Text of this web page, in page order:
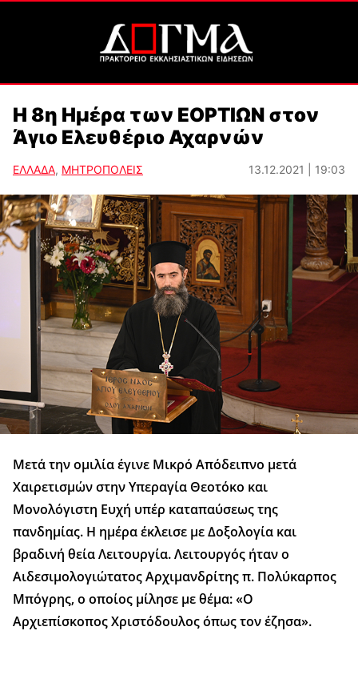
Η 8η Ημέρα των ΕΟΡΤΙΩΝ στον
Άγιο Ελευθέριο Αχαρνών
ΕΛΛΑΔΑ, ΜΗΤΡΟΠΟΛΕΙΣ 13.12.2021 | 19:03
Μετά την ομιλία έγινε Μικρό Απόδειπνο μετά
Χαιρετισμών στην Υπεραγία Θεοτόκο και
Μονολόγιστη Ευχή υπέρ καταπαύσεως της
πανδημίας. Η ημέρα έκλεισε με Δοξολογία και
βραδινή θεία Λειτουργία. Λειτουργός ήταν ο
Αιδεσιμολογιώτατος Αρχιμανδρίτης π. Πολύκαρπος
Μπόγρης, ο οποίος μίλησε με θέμα: «Ο
Αρχιεπίσκοπος Χριστόδουλος όπως τον έζησα».